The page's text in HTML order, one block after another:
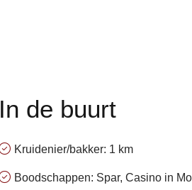
In de buurt
Kruidenier/bakker: 1 km
Boodschappen: Spar, Casino in